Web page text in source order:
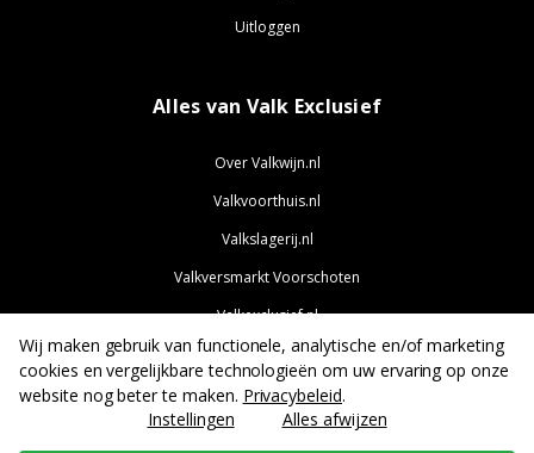
Uitloggen
Alles van Valk Exclusief
Over Valkwijn.nl
Valkvoorthuis.nl
Valkslagerij.nl
Valkversmarkt Voorschoten
Valkexclusief.nl
Valkjobs.nl
Wij maken gebruik van functionele, analytische en/of marketing
cookies en vergelijkbare technologieën om uw ervaring op onze
website nog beter te maken. Privacybeleid.
Instellingen
Alles afwijzen